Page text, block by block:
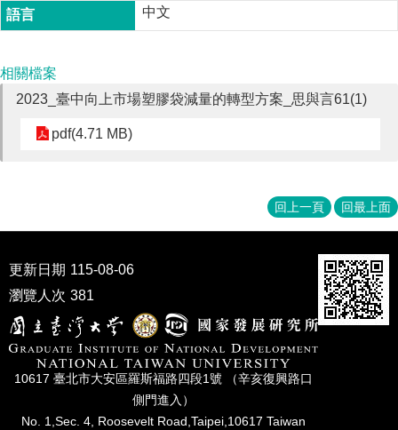
中文
相關檔案
2023_臺中向上市場塑膠袋減量的轉型方案_思與言61(1)
pdf(4.71 MB)
回上一頁 回最上面
更新日期 115-08-06
瀏覽人次 381
10617 臺北市⼤安區羅斯福路四段1號 （辛亥復興路⼝
側⾨進入）
No. 1,Sec. 4, Roosevelt Road,Taipei,10617 Taiwan